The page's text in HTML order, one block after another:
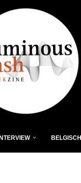
INTERVIEW BELGISCH